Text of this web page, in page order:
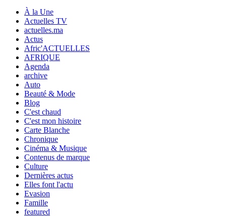
À la Une
Actuelles TV
actuelles.ma
Actus
Afric'ACTUELLES
AFRIQUE
Agenda
archive
Auto
Beauté & Mode
Blog
C'est chaud
C'est mon histoire
Carte Blanche
Chronique
Cinéma & Musique
Contenus de marque
Culture
Dernières actus
Elles font l'actu
Evasion
Famille
featured